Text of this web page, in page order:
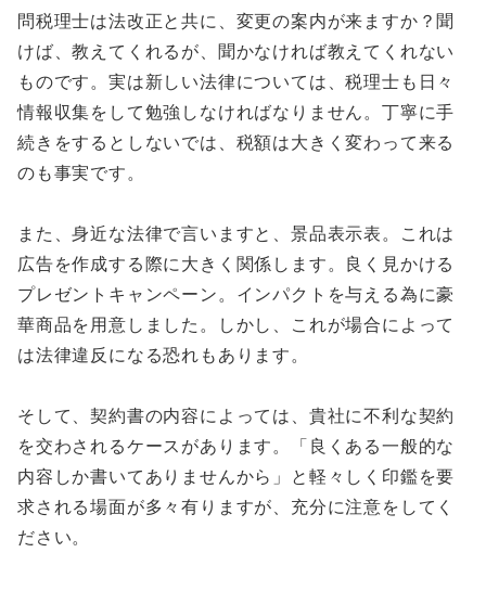
問税理士は法改正と共に、変更の案内が来ますか？聞
けば、教えてくれるが、聞かなければ教えてくれない
ものです。実は新しい法律については、税理士も日々
情報収集をして勉強しなければなりません。丁寧に手
続きをするとしないでは、税額は大きく変わって来る
のも事実です。
また、身近な法律で言いますと、景品表示表。これは
広告を作成する際に大きく関係します。良く見かける
プレゼントキャンペーン。インパクトを与える為に豪
華商品を用意しました。しかし、これが場合によって
は法律違反になる恐れもあります。
そして、契約書の内容によっては、貴社に不利な契約
を交わされるケースがあります。「良くある一般的な
内容しか書いてありませんから」と軽々しく印鑑を要
求される場面が多々有りますが、充分に注意をしてく
ださい。